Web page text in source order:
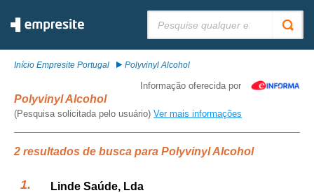
Início Empresite Portugal Polyvinyl Alcohol
Informação oferecida por
Polyvinyl Alcohol
(Pesquisa solicitada pelo usuário) Ver mais informações
2 resultados de busca para Polyvinyl Alcohol
Linde Saúde, Lda